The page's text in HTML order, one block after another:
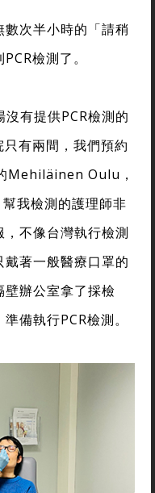
次半小時的「請稍
檢測了。
有提供PCR檢測的
有兩間，我們預約
Mehiläinen Oulu，
我檢測的護理師非
不像台灣執行檢測
著一般醫療口罩的
辦公室拿了採檢
備執行PCR檢測。